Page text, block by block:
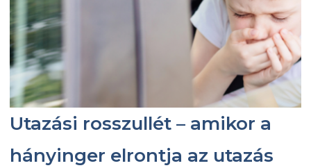
Utazási rosszullét – amikor a
hányinger elrontja az utazás